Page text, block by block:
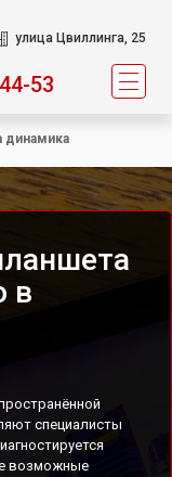
улица Цвиллинга, 25
53
динамика
в
специалисты
возможные